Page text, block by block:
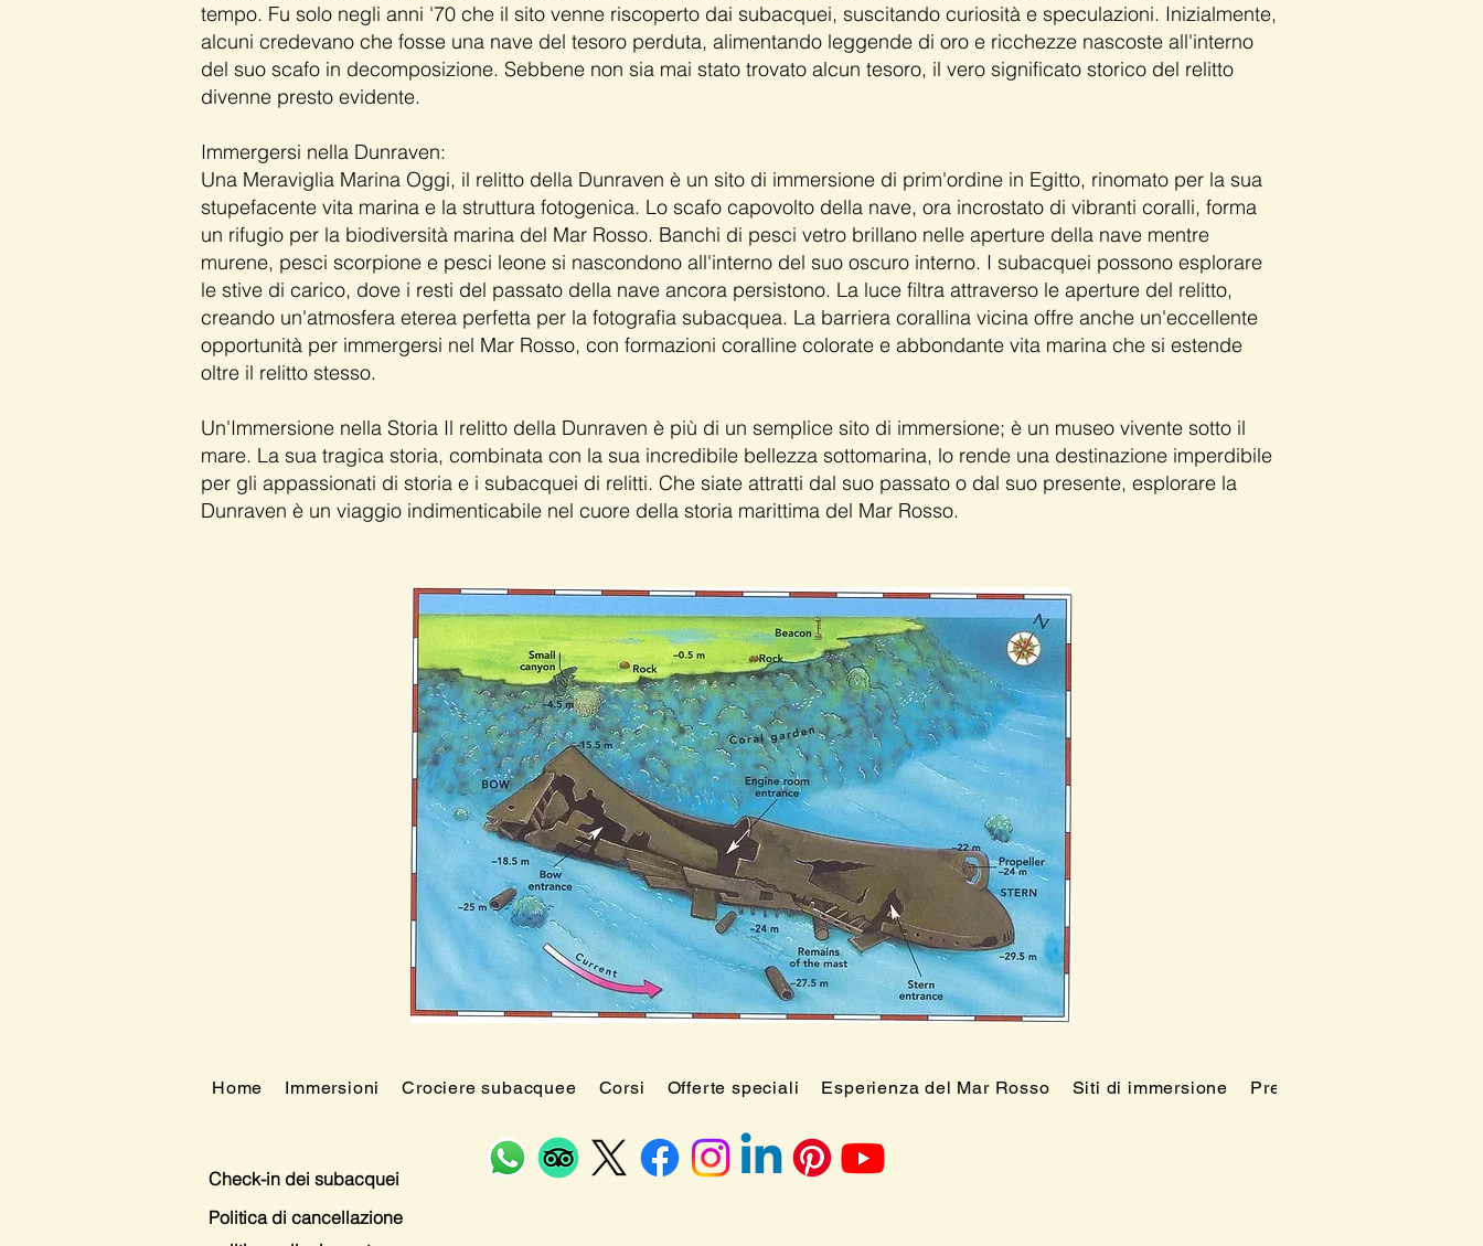
tempo. Fu solo negli anni '70 che il sito venne riscoperto dai subacquei, suscitando curiosità e speculazioni. Inizialmente,
alcuni credevano che fosse una nave del tesoro perduta, alimentando leggende di oro e ricchezze nascoste all'interno
del suo scafo in decomposizione. Sebbene non sia mai stato trovato alcun tesoro, il vero significato storico del relitto
divenne presto evidente.
Immergersi nella Dunraven:
Una Meraviglia Marina Oggi, il relitto della Dunraven è un sito di immersione di prim'ordine in Egitto, rinomato per la sua
stupefacente vita marina e la struttura fotogenica. Lo scafo capovolto della nave, ora incrostato di vibranti coralli, forma
un rifugio per la biodiversità marina del Mar Rosso. Banchi di pesci vetro brillano nelle aperture della nave mentre
murene, pesci scorpione e pesci leone si nascondono all'interno del suo oscuro interno. I subacquei possono esplorare
le stive di carico, dove i resti del passato della nave ancora persistono. La luce filtra attraverso le aperture del relitto,
creando un'atmosfera eterea perfetta per la fotografia subacquea. La barriera corallina vicina offre anche un'eccellente
opportunità per immergersi nel Mar Rosso, con formazioni coralline colorate e abbondante vita marina che si estende
oltre il relitto stesso.
Un'Immersione nella Storia Il relitto della Dunraven è più di un semplice sito di immersione; è un museo vivente sotto il
mare. La sua tragica storia, combinata con la sua incredibile bellezza sottomarina, lo rende una destinazione imperdibile
per gli appassionati di storia e i subacquei di relitti. Che siate attratti dal suo passato o dal suo presente, esplorare la
Dunraven è un viaggio indimenticabile nel cuore della storia marittima del Mar Rosso.
Home Immersioni Crociere subacquee Corsi Offerte speciali Esperienza del Mar Rosso Siti di immersione Prezzi
Check-in dei subacquei
Politica di cancellazione